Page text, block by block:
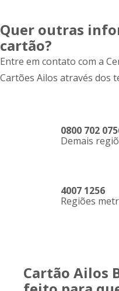
Quer outras
cartão?
Entre em contato com a
Cartões Ailos através dos
0800 702
Demais
4007 1256
Regiões
Cartão Ailos